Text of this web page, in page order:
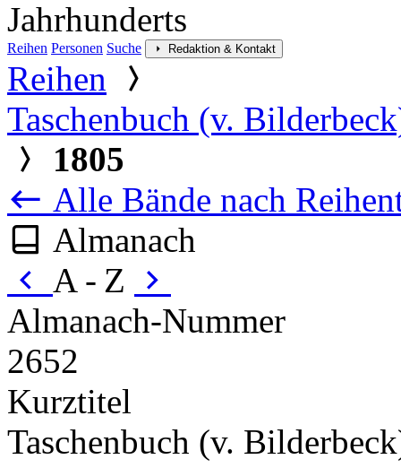
Jahrhunderts
Reihen Personen Suche Redaktion & Kontakt
Reihen
Taschenbuch (v.
1805
Alle Bände nach
Almanach
A - Z
Almanach-Nummer
2652
Kurztitel
Taschenbuch (v.